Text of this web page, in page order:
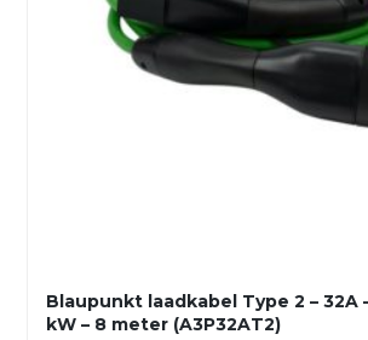
Blaupunkt laadkabel Type 2 – 32A
kW – 8 meter (A3P32AT2)